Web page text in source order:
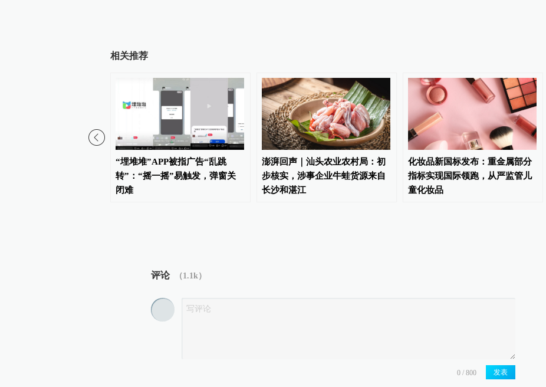
相关推荐
“埋堆堆”APP被指广告“乱跳
转”：“摇一摇”易触发，弹窗关
闭难
澎湃回声｜汕头农业农村局：初
步核实，涉事企业牛蛙货源来自
长沙和湛江
化妆品新国标发布：重金属部分
指标实现国际领跑，从严监管儿
童化妆品
评论 （1.1k）
发表